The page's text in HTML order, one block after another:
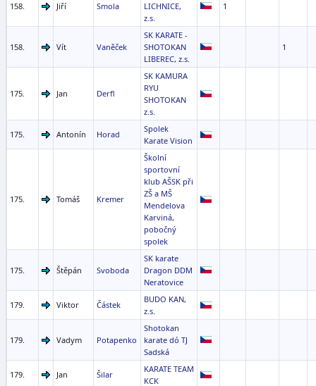
158. Jiří Smola
LICHNICE,
z.s.
1
158. Vít Vaněček
SK KARATE -
SHOTOKAN
LIBEREC, z.s.
1
175. Jan Derfl
SK KAMURA
RYU
SHOTOKAN
z.s.
175. Antonín Horad
Spolek
Karate Vision
175. Tomáš Kremer
Školní
sportovní
klub AŠSK při
ZŠ a MŠ
Mendelova
Karviná,
pobočný
spolek
175. Štěpán Svoboda
SK karate
Dragon DDM
Neratovice
179. Viktor Částek
BUDO KAN,
z.s.
179. Vadym Potapenko
Shotokan
karate dó TJ
Sadská
179. Jan Šilar
KARATE TEAM
KCK